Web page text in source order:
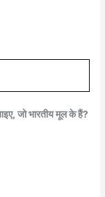
जो भारतीय मूल के हैं?